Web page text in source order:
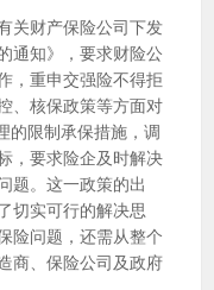
财产保险公司下发
通知》，要求财险公
，重申交强险不得拒
、核保政策等方面对
的限制承保措施，调
，要求险企及时解决
题。这一政策的出
切实可行的解决思
险问题，还需从整个
商、保险公司及政府